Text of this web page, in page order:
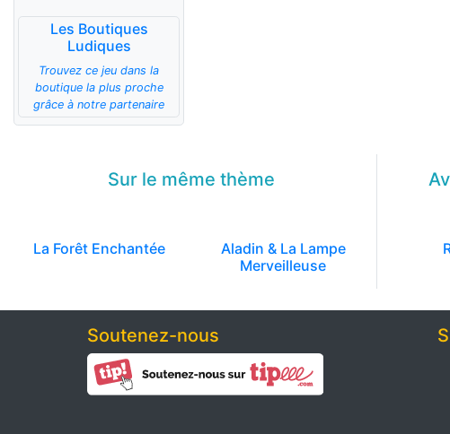
Les Boutiques
Ludiques
Trouvez ce jeu dans la
boutique la plus proche
grâce à notre partenaire
Sur le même thème
La Forêt Enchantée
Aladin & La Lampe
Merveilleuse
Soutenez-nous